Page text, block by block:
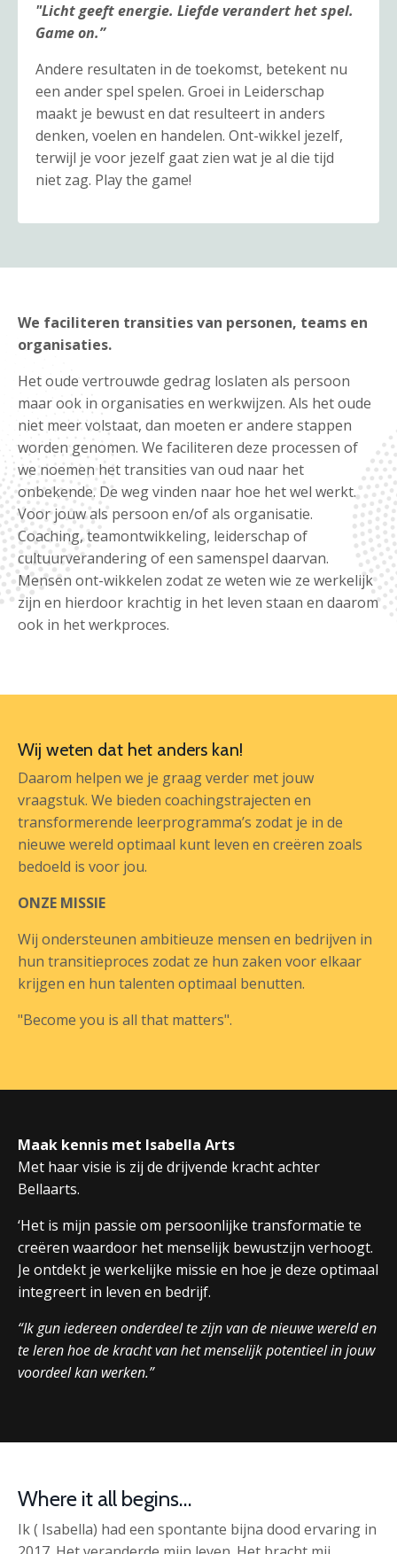
"Licht geeft energie. Liefde verandert het spel.
Game on.”
Andere resultaten in de toekomst, betekent nu
een ander spel spelen. Groei in Leiderschap
maakt je bewust en dat resulteert in anders
denken, voelen en handelen. Ont-wikkel jezelf,
terwijl je voor jezelf gaat zien wat je al die tijd
niet zag. Play the game!
We faciliteren transities van personen, teams en
organisaties.
Het oude vertrouwde gedrag loslaten als persoon
maar ook in organisaties en werkwijzen. Als het oude
niet meer volstaat, dan moeten er andere stappen
worden genomen. We faciliteren deze processen of
we noemen het transities van oud naar het
onbekende. De weg vinden naar hoe het wel werkt.
Voor jouw als persoon en/of als organisatie.
Coaching, teamontwikkeling, leiderschap of
cultuurverandering of een samenspel daarvan.
Mensen ont-wikkelen zodat ze weten wie ze werkelijk
zijn en hierdoor krachtig in het leven staan en daarom
ook in het werkproces.
Wij weten dat het anders kan!
Daarom helpen we je graag verder met jouw
vraagstuk. We bieden coachingstrajecten en
transformerende leerprogramma’s zodat je in de
nieuwe wereld optimaal kunt leven en creëren zoals
bedoeld is voor jou.
ONZE MISSIE
Wij ondersteunen ambitieuze mensen en bedrijven in
hun transitieproces zodat ze hun zaken voor elkaar
krijgen en hun talenten optimaal benutten.
"Become you is all that matters".
Maak kennis met Isabella Arts
Met haar visie is zij de drijvende kracht achter
Bellaarts.
‘Het is mijn passie om persoonlijke transformatie te
creëren waardoor het menselijk bewustzijn verhoogt.
Je ontdekt je werkelijke missie en hoe je deze optimaal
integreert in leven en bedrijf.
“Ik gun iedereen onderdeel te zijn van de nieuwe wereld en
te leren hoe de kracht van het menselijk potentieel in jouw
voordeel kan werken.”
Where it all begins…
Ik ( Isabella) had een spontante bijna dood ervaring in